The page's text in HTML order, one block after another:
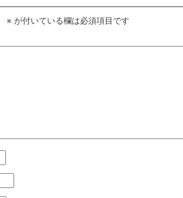
※ が付いている欄は必須項目です